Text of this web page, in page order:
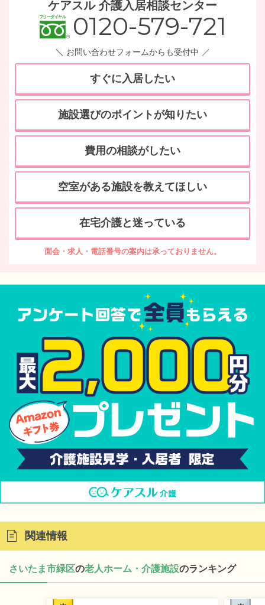
ケアスル 介護入居相談センター
0120-579-721
お問い合わせフォームからも受付中
すぐに入居したい
施設選びのポイントが知りたい
費用の相談がしたい
空室がある施設を教えてほしい
在宅介護と迷っている
面会・求人・電話番号の案内は承っておりません。
関連情報
さいたま市緑区の老人ホーム・介護施設のランキング